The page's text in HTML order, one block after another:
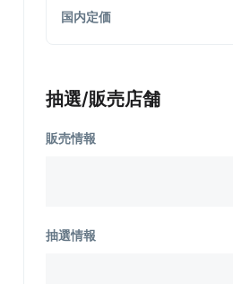
国内定価
抽選/販売店舗
販売情報
抽選情報